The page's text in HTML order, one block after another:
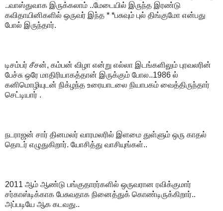
..வாஸ்துவாக இருக்கலாம் ..மேடையில் இருந்த இரண்டு
கவிதாயினிகளில் ஒருவர் இந்த * *பசுவும் புல் திங்குமோ என்பது
போல் இருந்தார்.
டிசம்பர் சீசன், கம்பன் விழா என்று எல்லா இடங்களிலும் புரவலரின்
பேச்சு ஒரே மாதிரியாகத்தான் இருக்கும் போல..1986 ல்
கனிமொழியுடன் நிக்ழந்த உரையாடலை நியாபகம் வைத்திருந்தார்
செட்டியார் .
நடராஜன் சார் தினமலர் வாரமலரில் இளமை துள்ளும் ஒரு காதல்
தொடர் எழுதுகிறார். யோசித்து வாசியுங்கள்..
2011 ஆம் ஆண்டு பங்குதாரர்களில் ஒருவரான ரவிக்குமார்
சர்காஸ்டிக்காக பேசுவதாக நினைத்துக் கொண்டிருக்கிறார்..
அப்படியே ஆக கடவது..